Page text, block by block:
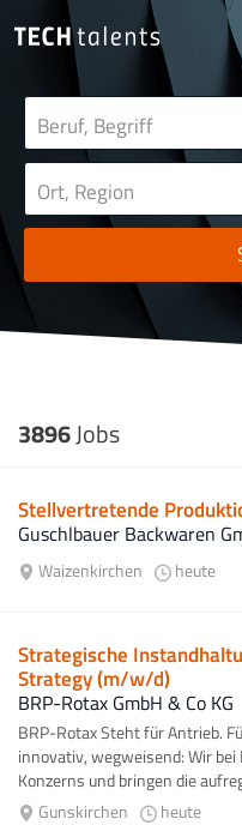
3896Jobs
Stellvertretende
Guschlbauer Backwaren
Waizenkirchen heute
Strategische
Strategy (m/w/d)
BRP-Rotax GmbH & Co KG
BRP-Rotax Steht für Antrieb.
innovativ, wegweisend: Wir bei
Konzerns und bringen die
Gunskirchen
heute